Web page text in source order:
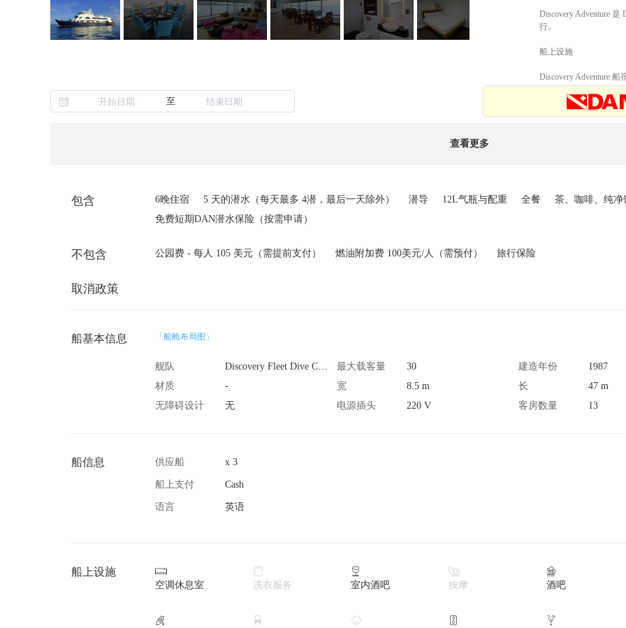
Discovery Adventure
行。
船上设施
Discovery Adventure 船
至
查看更多
包含 6晚住宿 5 天的潜水（每天最多 4潜，最后一天除外） 潜导 12L气瓶与配重 全餐 茶、咖啡、纯
免费短期DAN潜水保险（按需申请）
不包含 公园费 - 每人 105 美元（需提前支付） 燃油附加费 100美元/人（需预付） 旅行保险
取消政策
船基本信息 「船舱布局图」
舰队 Discovery Fleet Dive Cruise 最大载客量 30 建造年份
1987
材质
- 宽 8.5 m 长
47 m
无障碍设计
无 电源插头 220 V 客房数量 13
船信息 供应船 x 3
船上支付 Cash
语言 英语
船上设施 
空调休息室

洗衣服务

室内酒吧

按摩

酒吧
    